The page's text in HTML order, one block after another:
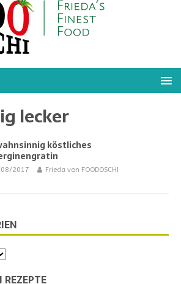
lecker
köstliches
2017 Frieda von FOODOSCHI
REZEPTE